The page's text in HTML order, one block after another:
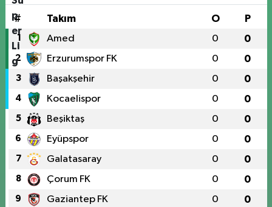
# Takım O P
1 Amed 0 0
2 Erzurumspor FK 0 0
3 Başakşehir 0 0
4 Kocaelispor 0 0
5 Beşiktaş 0 0
6 Eyüpspor 0 0
7 Galatasaray 0 0
8 Çorum FK 0 0
9 Gaziantep FK 0 0